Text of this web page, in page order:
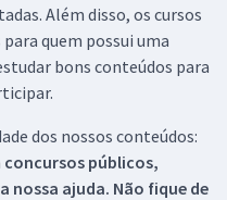
Além disso, os cursos
quem possui uma
bons conteúdos para
dos nossos conteúdos:
concursos públicos,
nossa ajuda. Não fique de